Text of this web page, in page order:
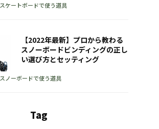
スケートボードで使う道具
【2022年最新】プロから教わる
スノーボードビンディングの正し
い選び方とセッティング
スノーボードで使う道具
Tag